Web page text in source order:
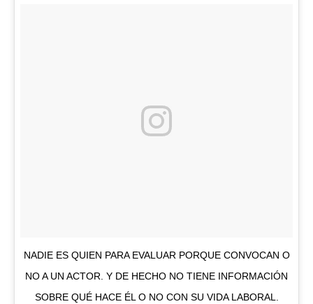
NADIE ES QUIEN PARA EVALUAR PORQUE CONVOCAN O
NO A UN ACTOR. Y DE HECHO NO TIENE INFORMACIÓN
SOBRE QUÉ HACE ÉL O NO CON SU VIDA LABORAL.